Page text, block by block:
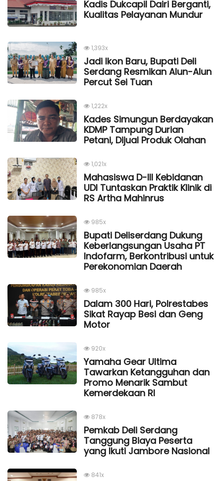
Kadis Dukcapil Dairi Berganti,
Kualitas Pelayanan Mundur
1,393x
Jadi Ikon Baru, Bupati Deli
Serdang Resmikan Alun-Alun
Percut Sei Tuan
1,222x
Kades Simungun Berdayakan
KDMP Tampung Durian
Petani, Dijual Produk Olahan
1,021x
Mahasiswa D-III Kebidanan
UDI Tuntaskan Praktik Klinik di
RS Artha Mahinrus
985x
Bupati Deliserdang Dukung
Keberlangsungan Usaha PT
Indofarm, Berkontribusi untuk
Perekonomian Daerah
985x
Dalam 300 Hari, Polrestabes
Sikat Rayap Besi dan Geng
Motor
920x
Yamaha Gear Ultima
Tawarkan Ketangguhan dan
Promo Menarik Sambut
Kemerdekaan Rl
878x
Pemkab Deli Serdang
Tanggung Biaya Peserta
yang Ikuti Jambore Nasional
841x